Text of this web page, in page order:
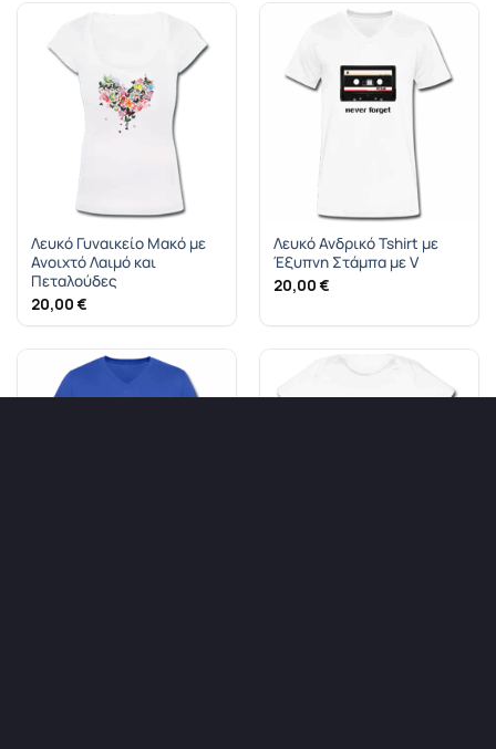
Λευκό Γυναικείο Μακό με
Ανοιχτό Λαιμό και
Πεταλούδες
20,00 €
Λευκό Ανδρικό Tshirt με
Έξυπνη Στάμπα με V
20,00 €